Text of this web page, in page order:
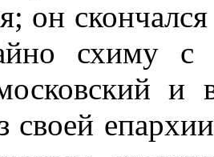
он
схиму
и
своей